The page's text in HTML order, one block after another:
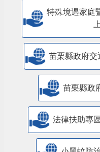
特殊境遇家庭
苗栗縣政府交
苗栗縣政
法律扶助專